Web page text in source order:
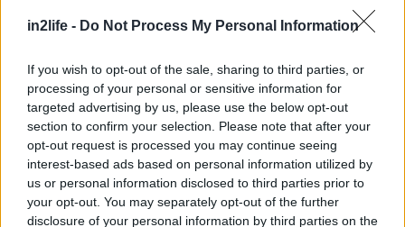
in2life - Do Not Process My Personal Information
If you wish to opt-out of the sale, sharing to third parties, or
processing of your personal or sensitive information for
targeted advertising by us, please use the below opt-out
section to confirm your selection. Please note that after your
opt-out request is processed you may continue seeing
interest-based ads based on personal information utilized by
us or personal information disclosed to third parties prior to
your opt-out. You may separately opt-out of the further
disclosure of your personal information by third parties on the
απόδοση «Είμαι αυτός που είμαι, επειδή είσαι
αυτός που είσαι» και αυτό που είναι, είναι ένα
όμορφο, μίνιμαλ καφέ με σκανδιναβικό ντιζάιν,
γεμάτο φυτά εσωτερικού χώρου που σε κάνουν να
νιώθεις οικεία. Εδώ το χαρμάνι έρχεται από το Mr
Bean Coffee Roasters, σερβίρεται σε κεραμικά
φλιτζάνια και αποτελείται από τρεις καφέδες από
την Βραζιλία. Τον καφέ σου εδώ συνοδεύουν
vegan σνακ όπως banana bread χωρίς ζάχαρη,